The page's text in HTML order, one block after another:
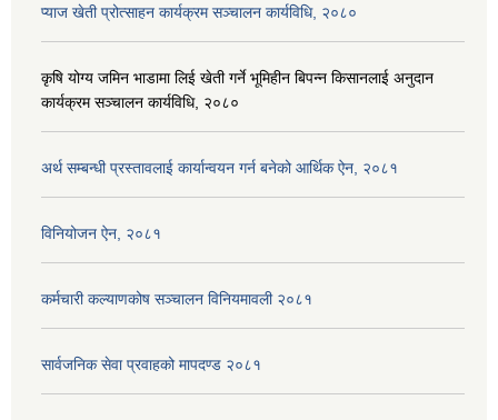
प्याज खेती प्रोत्साहन कार्यक्रम सञ्चालन कार्यविधि, २०८०
कृषि योग्य जमिन भाडामा लिई खेती गर्ने भूमिहीन बिपन्न किसानलाई अनुदान
कार्यक्रम सञ्चालन कार्यविधि, २०८०
अर्थ सम्बन्धी प्रस्तावलाई कार्यान्वयन गर्न बनेको आर्थिक ऐन, २०८१
विनियोजन ऐन, २०८१
कर्मचारी कल्याणकोष सञ्चालन विनियमावली २०८१
सार्वजनिक सेवा प्रवाहको मापदण्ड २०८१